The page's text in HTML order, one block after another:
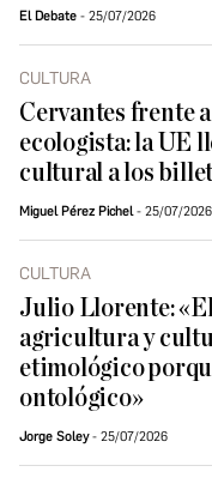
El Debate 25/07/2026
CULTURA
Cervantes frente
ecologista: la UE
cultural a los
Miguel Pérez Pichel 25/07/2026
CULTURA
Julio Llorente:
agricultura y
etimológico
ontológico»
Jorge Soley 25/07/2026